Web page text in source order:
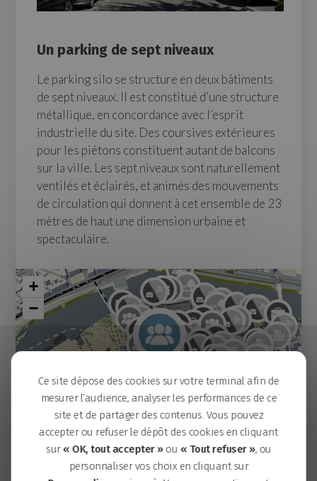
Un parking de sept niveaux
Le parking silo se structure en deux bâtiments
de sept niveaux. Il est constitué d’une structure
métallique, en concordance avec l’esprit
industrielle du site. Des coursives extérieures
pour les piétons constituent autant de balcons
sur la ville. Les sept niveaux sont naturellement
ventilés et éclairés, et animés des mouvements
de circulation qui donnent à cet ensemble de 23
mètres de haut une dimension urbaine et
spectaculaire.
+
−
Ilot Bergeron
L'École de design Nantes Atlantique
Ce site dépose des cookies sur votre terminal afin de
mesurer l’audience, analyser les performances de ce
site et de partager des contenus. Vous pouvez
accepter ou refuser le dépôt des cookies en cliquant
sur« OK, tout accepter »ou « Tout refuser », ou
personnaliser vos choix en cliquant sur